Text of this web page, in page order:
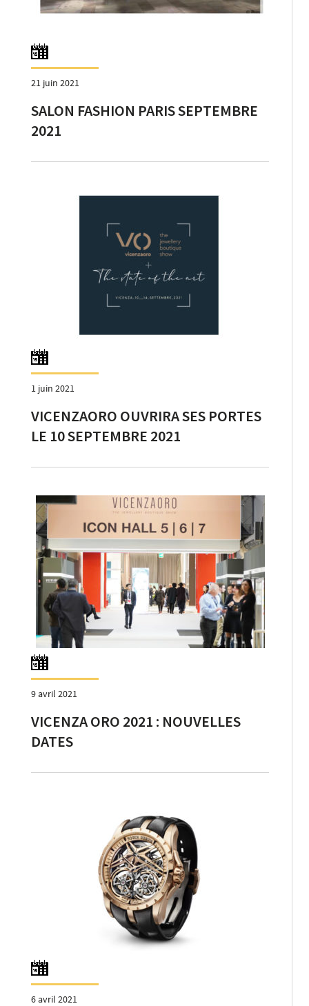
21 juin 2021
SALON FASHION PARIS SEPTEMBRE
2021
1 juin 2021
VICENZAORO OUVRIRA SES PORTES
LE 10 SEPTEMBRE 2021
9 avril 2021
VICENZA ORO 2021 : NOUVELLES
DATES
6 avril 2021